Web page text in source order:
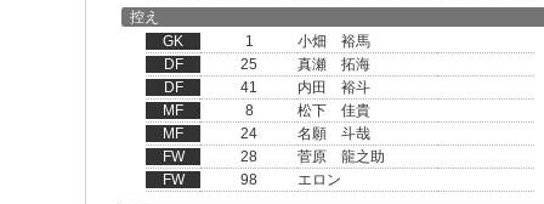
控え
GK
1
小畑 裕馬
DF
25
真瀬 拓海
DF
41
内田 裕斗
MF
8
松下 佳貴
MF
24
名願 斗哉
FW
28
菅原 龍之助
FW
98
エロン